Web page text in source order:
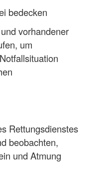
bedecken
vorhandener
um
Rettungsdienstes
beobachten,
und Atmung